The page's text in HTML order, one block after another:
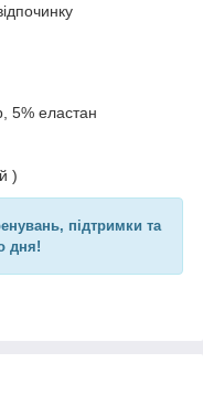
5% еластан
)
підтримки та
дня!